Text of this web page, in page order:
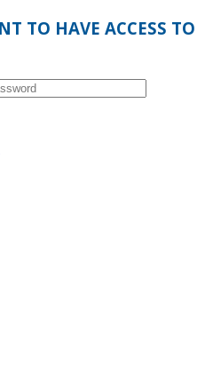
TO HAVE ACCESS TO